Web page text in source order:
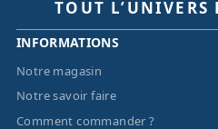
TOUT L’UNIVERS
INFORMATIONS
Notre magasin
Notre savoir faire
Comment commander ?